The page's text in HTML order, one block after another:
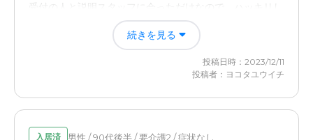
近隣環境や交通アクセスについて
環境は森の中みたいな感じで、近くに中学校がありまし
た。静かでいいところです。車で10分ぐらいでしたので行
きやすいです。
料金費用について
受付の人と説明スタッフに会っただけなので、ハッキリし
た回答はしずらい。 ただ説明スタッフは感じがよかっ
続きを見る
投稿日時：2023/12/11
投稿者：ヨコタユウイチ
入居済 男性 / 90代後半 / 要介護2 / 症状なし